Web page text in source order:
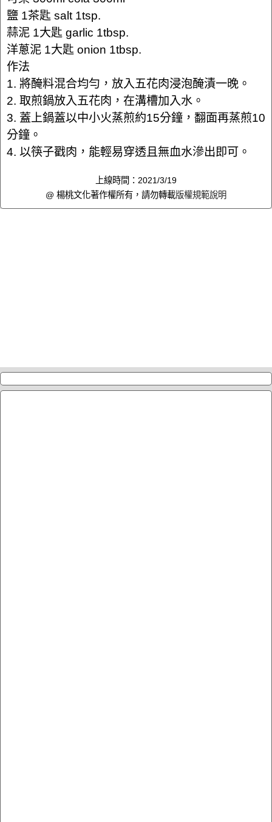
鹽 1茶匙 salt 1tsp.
蒜泥 1大匙 garlic 1tbsp.
洋蔥泥 1大匙 onion 1tbsp.
作法
1. 將醃料混合均勻，放入五花肉浸泡醃漬一晚。
2. 取煎鍋放入五花肉，在溝槽加入水。
3. 蓋上鍋蓋以中小火蒸煎約15分鐘，翻面再蒸煎10
分鐘。
4. 以筷子戳肉，能輕易穿透且無血水滲出即可。
上線時間：2021/3/19
@ 楊桃文化著作權所有，請勿轉載版權規範說明